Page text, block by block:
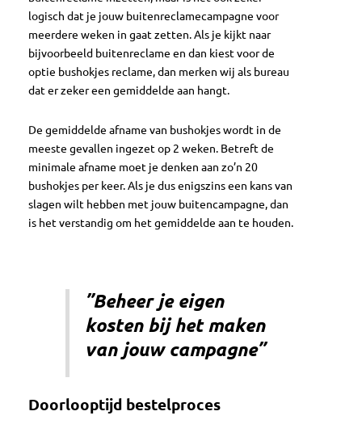
logisch dat je jouw buitenreclamecampagne voor
meerdere weken in gaat zetten. Als je kijkt naar
bijvoorbeeld buitenreclame en dan kiest voor de
optie bushokjes reclame, dan merken wij als bureau
dat er zeker een gemiddelde aan hangt.
De gemiddelde afname van bushokjes wordt in de
meeste gevallen ingezet op 2 weken. Betreft de
minimale afname moet je denken aan zo’n 20
bushokjes per keer. Als je dus enigszins een kans van
slagen wilt hebben met jouw buitencampagne, dan
is het verstandig om het gemiddelde aan te houden.
”Beheer je eigen
kosten bij het maken
van jouw campagne”
Doorlooptijd bestelproces